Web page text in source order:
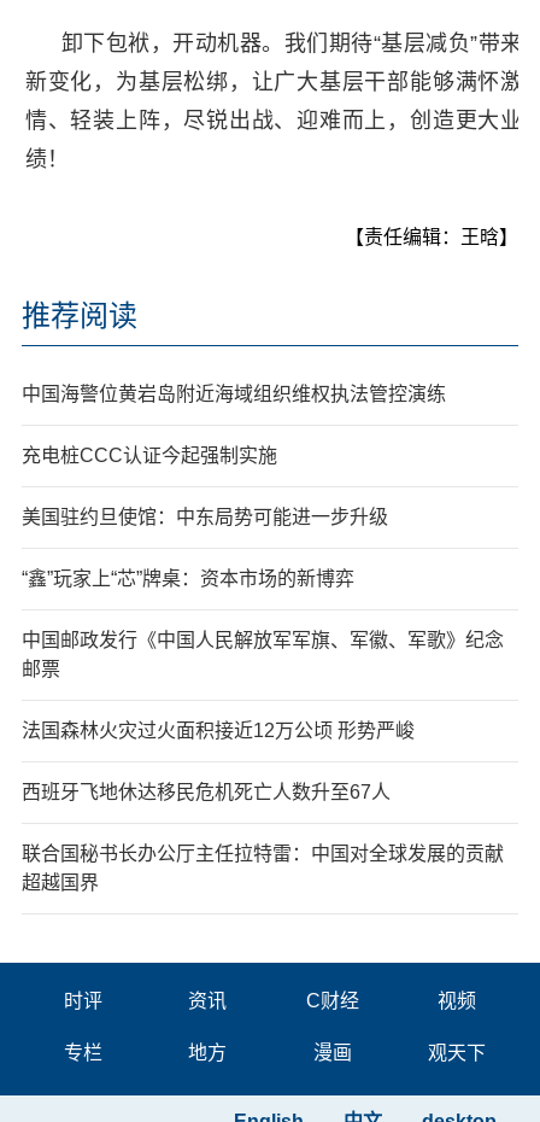
卸下包袱，开动机器。我们期待“基层减负”带来
新变化，为基层松绑，让广大基层干部能够满怀激
情、轻装上阵，尽锐出战、迎难而上，创造更大业
绩！
【责任编辑：王晗】
推荐阅读
中国海警位黄岩岛附近海域组织维权执法管控演练
充电桩CCC认证今起强制实施
美国驻约旦使馆：中东局势可能进一步升级
“鑫”玩家上“芯”牌桌：资本市场的新博弈
中国邮政发行《中国人民解放军军旗、军徽、军歌》纪念
邮票
法国森林火灾过火面积接近12万公顷 形势严峻
西班牙飞地休达移民危机死亡人数升至67人
联合国秘书长办公厅主任拉特雷：中国对全球发展的贡献
超越国界
时评 资讯 C财经 视频
专栏 地方 漫画 观天下